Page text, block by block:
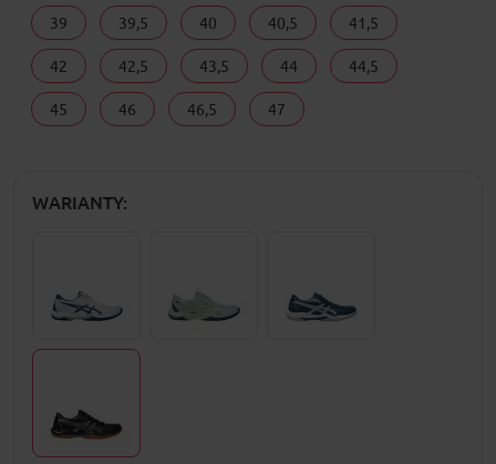
39 39,5 40 40,5 41,5
42 42,5 43,5 44 44,5
45 46 46,5 47
WARIANTY: